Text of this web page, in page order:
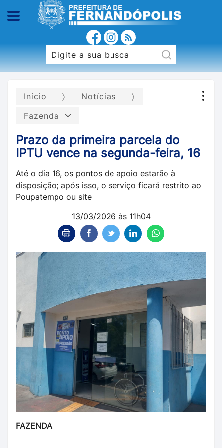
Início
Notícias
Fazenda
Prazo da primeira parcela do
IPTU vence na segunda-feira, 16
Até o dia 16, os pontos de apoio estarão à
disposição; após isso, o serviço ficará restrito ao
Poupatempo ou site
13/03/2026 às 11h04
FAZENDA